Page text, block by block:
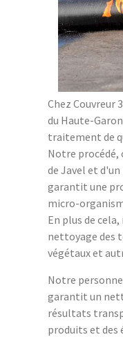
Chez Couvreur
du Haute-
traitement de
Notre procédé,
de Javel et
garantit une
micro-
En plus de
nettoyage des
végétaux et
Notre
garantit un
résultats
produits et des